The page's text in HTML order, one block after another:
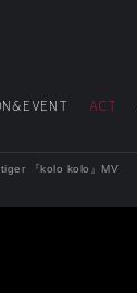
ACT
『kolo kolo』MV